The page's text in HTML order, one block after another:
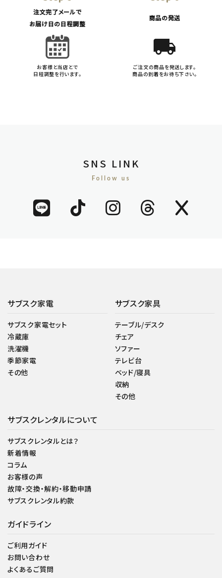
注文完了メールで
お届け日の日程調整
お客様と当店とで
日程調整を行います。
商品の発送
local_shipping
ご注文の商品を発送します。
商品の到着をお待ち下さい。
SNS LINK
Follow us
サブスク家電
サブスク家電セット
冷蔵庫
洗濯機
季節家電
その他
サブスク家具
テーブル/デスク
チェア
ソファー
テレビ台
ベッド/寝具
収納
その他
サブスクレンタルについて
サブスクレンタルとは？
新着情報
コラム
お客様の声
故障・交換・解約・移動申請
サブスクレンタル約款
ガイドライン
ご利用ガイド
お問い合わせ
よくあるご質問